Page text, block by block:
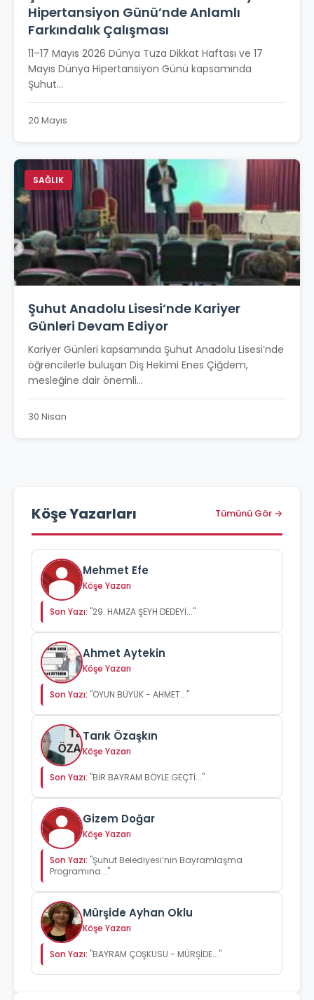
Hipertansiyon Günü’nde Anlamlı
Farkındalık Çalışması
11–17 Mayıs 2026 Dünya Tuza Dikkat Haftası ve 17
Mayıs Dünya Hipertansiyon Günü kapsamında
Şuhut...
20 Mayıs
SAĞLIK
Şuhut Anadolu Lisesi’nde Kariyer
Günleri Devam Ediyor
Kariyer Günleri kapsamında Şuhut Anadolu Lisesi’nde
öğrencilerle buluşan Diş Hekimi Enes Çiğdem,
mesleğine dair önemli...
30 Nisan
Köşe Yazarları Tümünü Gör →
Mehmet Efe
Köşe Yazarı
Son Yazı: "29. HAMZA ŞEYH DEDEYİ..."
Ahmet Aytekin
Köşe Yazarı
Son Yazı: "OYUN BÜYÜK - AHMET..."
Tarık Özaşkın
Köşe Yazarı
Son Yazı: "BİR BAYRAM BÖYLE GEÇTİ..."
Gizem Doğar
Köşe Yazarı
Son Yazı: "Şuhut Belediyesi’nin Bayramlaşma
Programına..."
Mürşide Ayhan Oklu
Köşe Yazarı
Son Yazı: "BAYRAM ÇOŞKUSU - MÜRŞİDE..."